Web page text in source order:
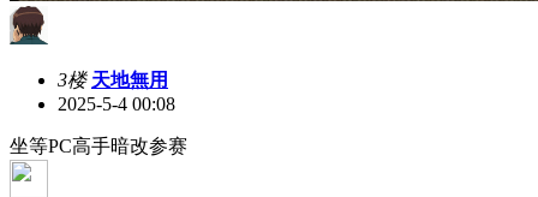
3楼 天地無用
2025-5-4 00:08
坐等PC高手暗改参赛